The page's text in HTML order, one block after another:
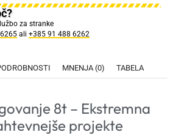
za stranke
ali +385 91 488 6262
MNENJA (0) TABELA
8t – Ekstremna
projekte